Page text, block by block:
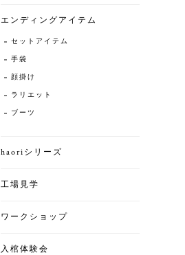
エンディングアイテム
セットアイテム
手袋
顔掛け
ラリエット
ブーツ
haoriシリーズ
工場見学
ワークショップ
入棺体験会